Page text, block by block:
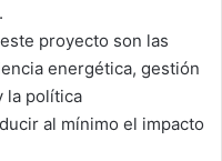
proyecto son las
energética, gestión
la política
al mínimo el impacto